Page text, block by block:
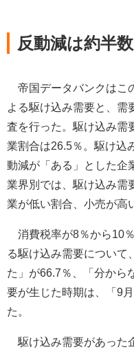
反動減は約半
帝国データバンクはこ
よる駆け込み需要と、需
査を行った。駆け込み需
業割合は26.5％。駆け込
動減が「ある」とした企
業界別では、駆け込み需
業が低い割合、小売が高
消費税率が8％から10
る駆け込み需要について
た」が66.7％、「分から
要が生じた時期は、「9
た。
駆け込み需要があった